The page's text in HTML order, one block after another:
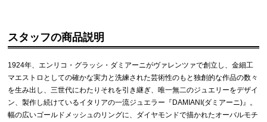
スタッフの商品説明
1924年、エンリコ・グラッシ・ダミアーニがヴァレンツァで創立し、金細工
マエストロとしての確かな実力と洗練された芸術性のもと独創的な作品の数々
を生み出し、三世代にわたりそれを引き継ぎ、唯一無二のジュエリーをデザイ
ン、製作し続けているイタリアの一流ジュエラー『DAMIANI(ダミアーニ)』。
幅の広いゴールドメッシュのリングに、ダイヤモンドで描かれたオーバルモチ